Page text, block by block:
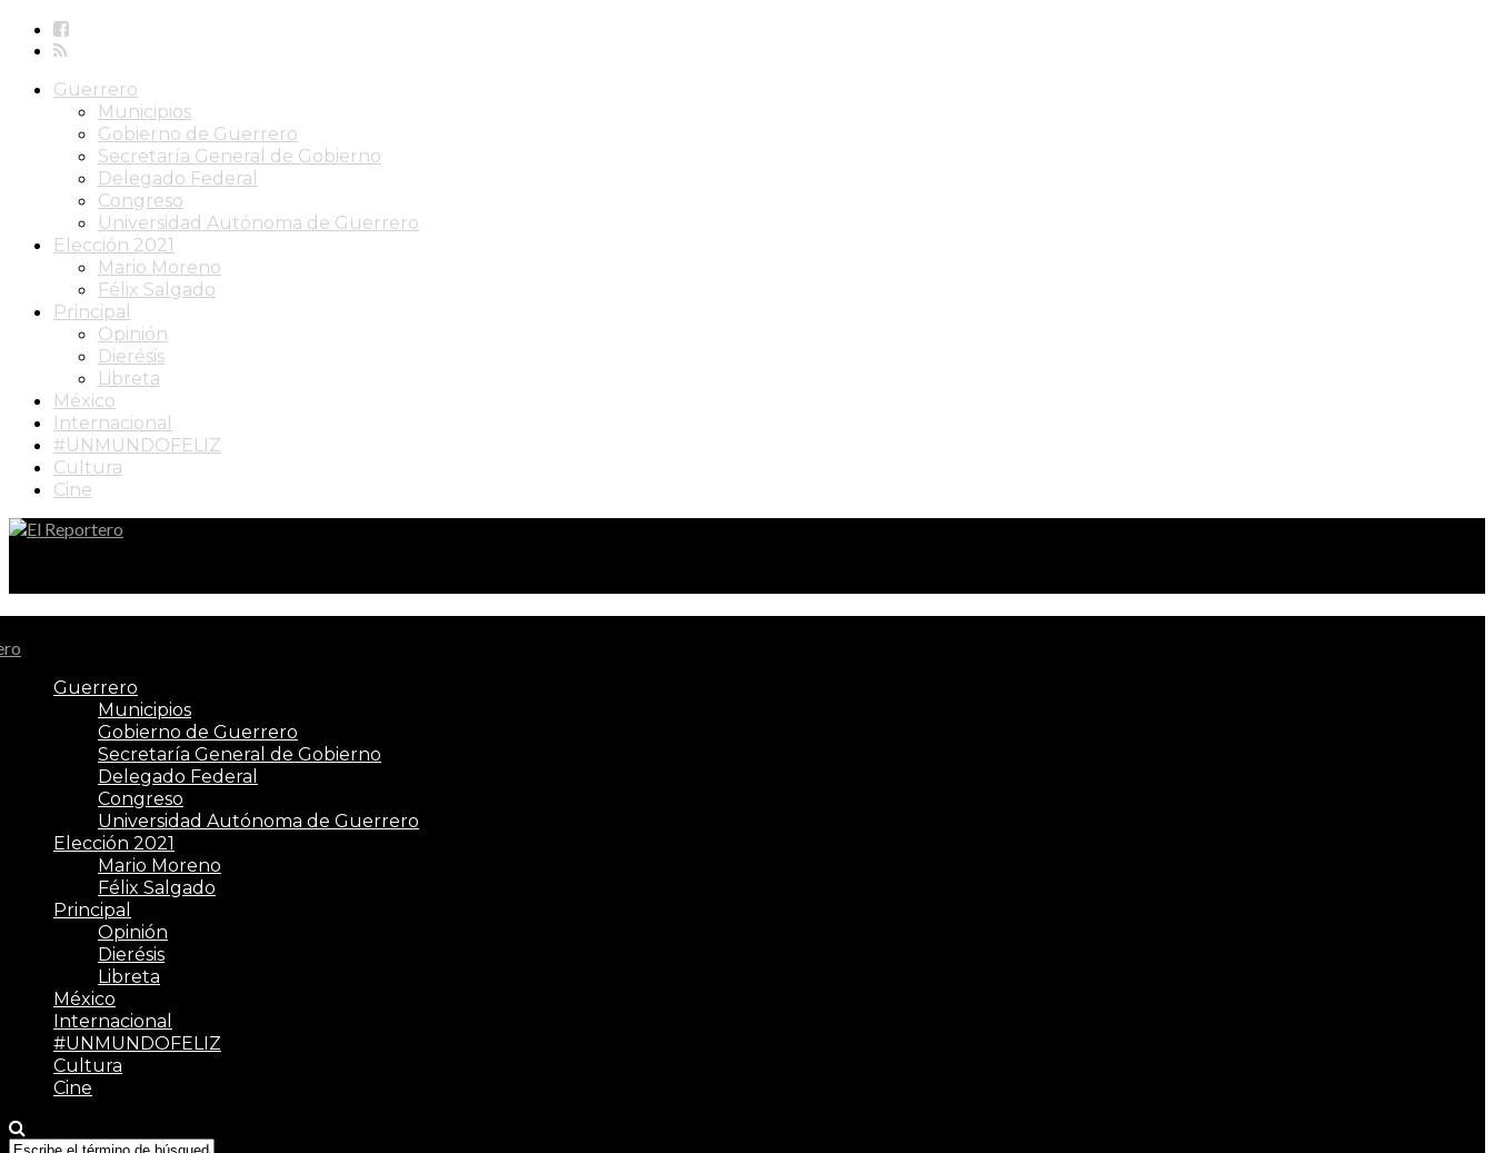
Guerrero
Municipios
Gobierno de Guerrero
Secretaría General de Gobierno
Delegado Federal
Congreso
Universidad Autónoma de Guerrero
Elección 2021
Mario Moreno
Félix Salgado
Principal
Opinión
Dierésis
Libreta
México
Internacional
#UNMUNDOFELIZ
Cultura
Cine
Guerrero
Municipios
Gobierno de Guerrero
Secretaría General de Gobierno
Delegado Federal
Congreso
Universidad Autónoma de Guerrero
Elección 2021
Mario Moreno
Félix Salgado
Principal
Opinión
Dierésis
Libreta
México
Internacional
#UNMUNDOFELIZ
Cultura
Cine